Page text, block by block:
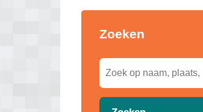
Zoeken